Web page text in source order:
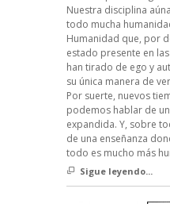
Nuestra disciplina
todo mucha
Humanidad que, por
estado presente en
han tirado de ego y
su única manera de
Por suerte, nuevos
podemos hablar de
expandida. Y, sobre
de una enseñanza
todo es mucho más
Sigue leyendo...